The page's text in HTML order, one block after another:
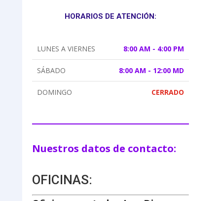
HORARIOS DE ATENCIÓN:
LUNES A VIERNES 8:00 AM - 4:00 PM
SÁBADO 8:00 AM - 12:00 MD
DOMINGO CERRADO
Nuestros datos de contacto:
OFICINAS: